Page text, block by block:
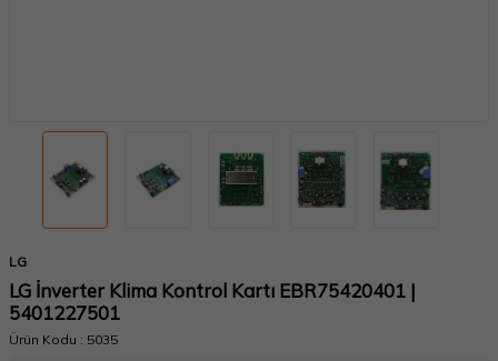
LG
LG İnverter Klima Kontrol Kartı EBR75420401 |
5401227501
Ürün Kodu : 5035